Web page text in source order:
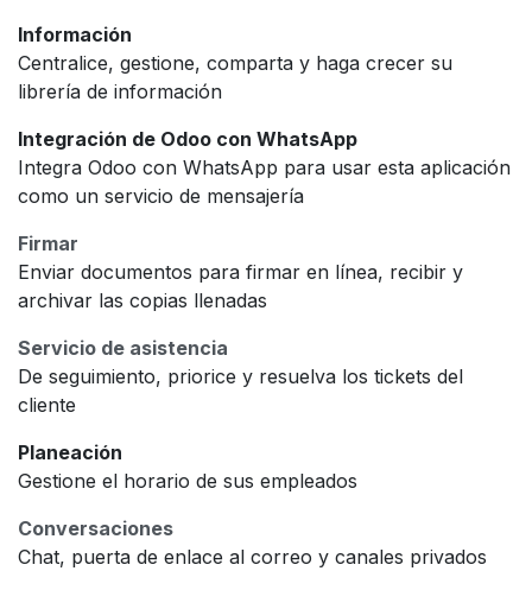
Información
Centralice, gestione, comparta y haga crecer su
librería de información
Integración de Odoo con WhatsApp
Integra Odoo con WhatsApp para usar esta aplicación
como un servicio de mensajería
Firmar
Enviar documentos para firmar en línea, recibir y
archivar las copias llenadas
Servicio de asistencia
De seguimiento, priorice y resuelva los tickets del
cliente
Planeación
Gestione el horario de sus empleados
Conversaciones
Chat, puerta de enlace al correo y canales privados